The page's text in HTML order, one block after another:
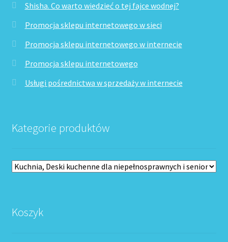
Shisha. Co warto wiedzieć o tej fajce wodnej?
Promocja sklepu internetowego w sieci
Promocja sklepu internetowego w internecie
Promocja sklepu internetowego
Usługi pośrednictwa w sprzedaży w internecie
Kategorie produktów
Koszyk